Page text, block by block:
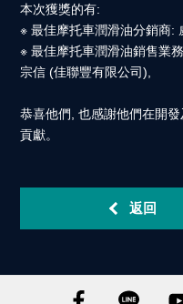
本次獲獎的有:
※ 最佳摩托車潤滑油分銷商:
※ 最佳摩托車潤滑油銷售業
宗信 (佳聯豐有限公司),
恭喜他們, 也感謝他們在開
貢獻。
返回